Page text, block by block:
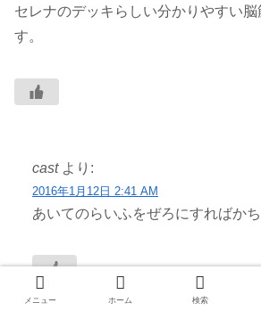
セレナのデッキらしい分かりやすい脳
す。
cast より:
2016年1月12日 2:41 AM
あいてのらいふをぜろにすればか
メニュー ホーム 検索